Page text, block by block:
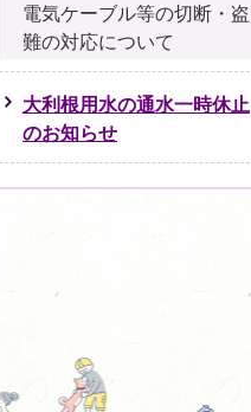
電気ケーブル等の切断・盗
難の対応について
大利根用水の通水一時休止
のお知らせ